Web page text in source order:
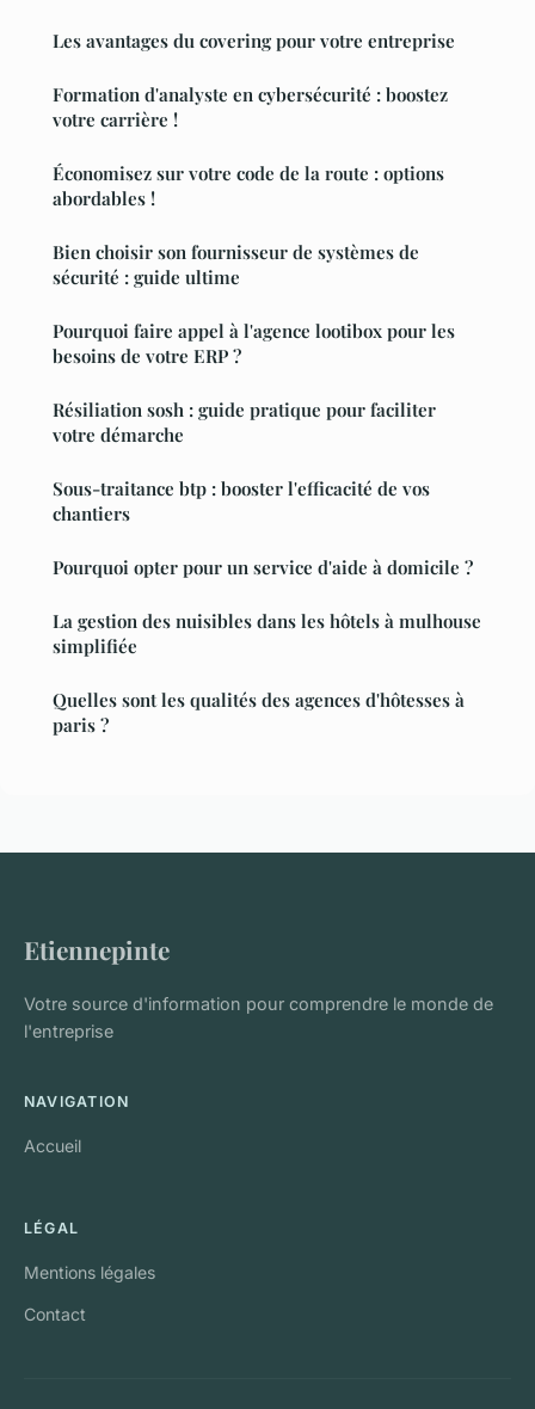
Les avantages du covering pour votre entreprise
Formation d'analyste en cybersécurité : boostez
votre carrière !
Économisez sur votre code de la route : options
abordables !
Bien choisir son fournisseur de systèmes de
sécurité : guide ultime
Pourquoi faire appel à l'agence lootibox pour les
besoins de votre ERP ?
Résiliation sosh : guide pratique pour faciliter
votre démarche
Sous-traitance btp : booster l'efficacité de vos
chantiers
Pourquoi opter pour un service d'aide à domicile ?
La gestion des nuisibles dans les hôtels à mulhouse
simplifiée
Quelles sont les qualités des agences d'hôtesses à
paris ?
Etiennepinte
Votre source d'information pour comprendre le monde de
l'entreprise
NAVIGATION
Accueil
LÉGAL
Mentions légales
Contact